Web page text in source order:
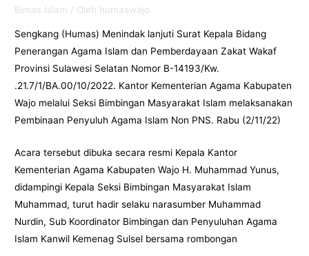
Bimas Islam / Oleh humaswajo
Sengkang (Humas) Menindak lanjuti Surat Kepala Bidang
Penerangan Agama Islam dan Pemberdayaan Zakat Wakaf
Provinsi Sulawesi Selatan Nomor B-14193/Kw.
.21.7/1/BA.00/10/2022. Kantor Kementerian Agama Kabupaten
Wajo melalui Seksi Bimbingan Masyarakat Islam melaksanakan
Pembinaan Penyuluh Agama Islam Non PNS. Rabu (2/11/22)
Acara tersebut dibuka secara resmi Kepala Kantor
Kementerian Agama Kabupaten Wajo H. Muhammad Yunus,
didampingi Kepala Seksi Bimbingan Masyarakat Islam
Muhammad, turut hadir selaku narasumber Muhammad
Nurdin, Sub Koordinator Bimbingan dan Penyuluhan Agama
Islam Kanwil Kemenag Sulsel bersama rombongan